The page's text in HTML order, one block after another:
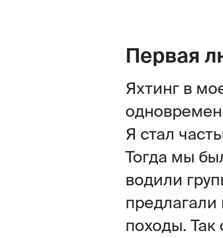
Первая
Яхтинг в
Я стал
Тогда мы
водили
походы. Так